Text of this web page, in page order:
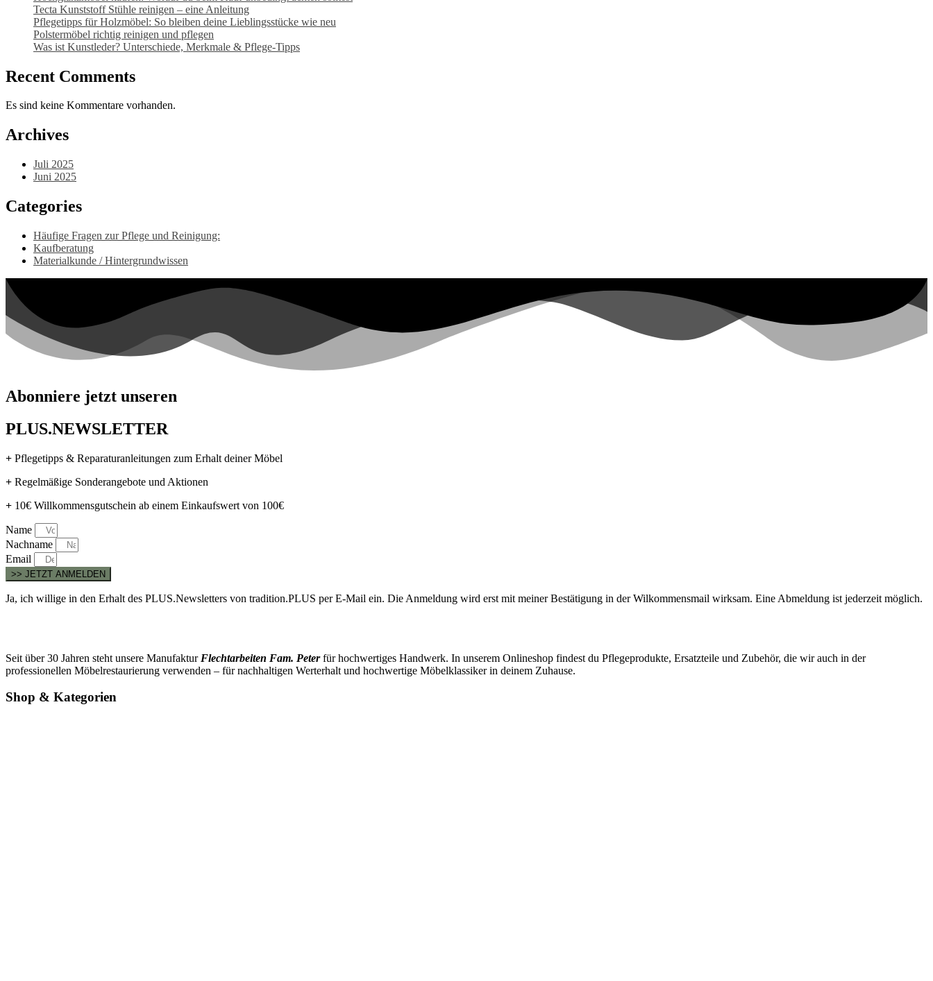
werden
Tecta Kunststoff Stühle reinigen – eine Anleitung
Pflegetipps für Holzmöbel: So bleiben deine Lieblingsstücke wie neu​
Polstermöbel richtig reinigen und pflegen
Was ist Kunstleder? Unterschiede, Merkmale & Pflege-Tipps
Recent Comments
Es sind keine Kommentare vorhanden.
Archives
Juli 2025
Juni 2025
Categories
Häufige Fragen zur Pflege und Reinigung:
Kaufberatung
Materialkunde / Hintergrundwissen
Abonniere jetzt unseren
PLUS.NEWSLETTER
+ Pflegetipps & Reparaturanleitungen zum Erhalt deiner Möbel
+ Regelmäßige Sonderangebote und Aktionen
+ 10€ Willkommensgutschein ab einem Einkaufswert von 100€
Name
Nachname
Email
>> JETZT ANMELDEN
Ja, ich willige in den Erhalt des PLUS.Newsletters von tradition.PLUS per E-Mail ein. Die Anmeldung wird erst mit meiner Bestätigung in der Wilkommensmail wirksam. Eine Abmeldung ist jederzeit möglich.
Seit über 30 Jahren steht unsere Manufaktur Flechtarbeiten Fam. Peterfür hochwertiges Handwerk. In unserem Onlineshop findest du Pflegeprodukte, Ersatzteile und Zubehör, die wir auch in der
professionellen Möbelrestaurierung verwenden – für nachhaltigen Werterhalt und hochwertige Möbelklassiker in deinem Zuhause.
Shop & Kategorien